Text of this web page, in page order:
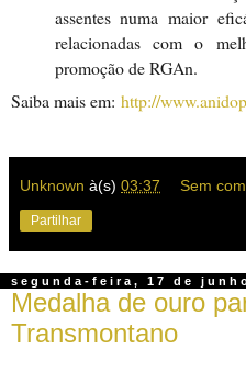
assentes numa maior
relacionadas com o
promoção de RGAn.
Saiba mais em: http://
Unknown à(s) 03:37 Sem
Partilhar
segunda-feira, 17 de
Medalha de ouro
Transmontano